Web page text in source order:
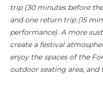
trip (30 minutes before
and one return trip (15
performance). A more
create a festival
enjoy the spaces of the
outdoor seating area, and